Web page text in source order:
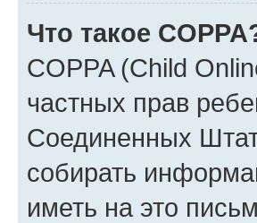
Что такое
COPPA (Child
частных прав
Соединенных
собирать
иметь на это